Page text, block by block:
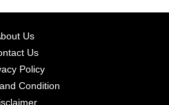
Us
Us
Policy
Condition